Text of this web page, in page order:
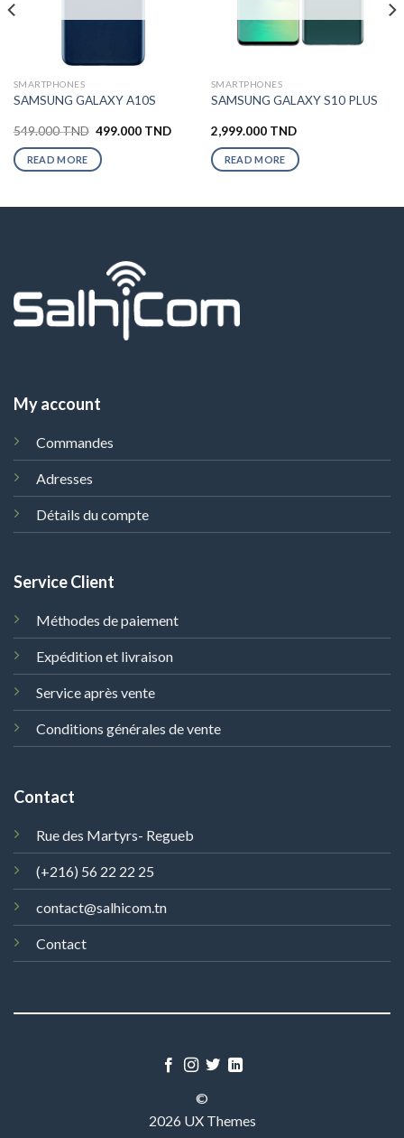
SMARTPHONES
SAMSUNG GALAXY A10S
549.000TND 499.000 TND
READ MORE
SMARTPHONES
SAMSUNG GALAXY S10 PLUS
2,999.000 TND
READ MORE
My account
Commandes
Adresses
Détails du compte
Service Client
Méthodes de paiement
Expédition et livraison
Service après vente
Conditions générales de vente
Contact
Rue des Martyrs- Regueb
(+216) 56 22 22 25
contact@salhicom.tn
Contact
©
2026 UX Themes